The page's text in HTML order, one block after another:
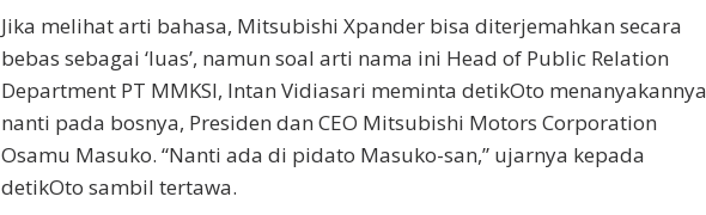
Jika melihat arti bahasa, Mitsubishi Xpander bisa diterjemahkan secara
bebas sebagai ‘luas’, namun soal arti nama ini Head of Public Relation
Department PT MMKSI, Intan Vidiasari meminta detikOto menanyakannya
nanti pada bosnya, Presiden dan CEO Mitsubishi Motors Corporation
Osamu Masuko. “Nanti ada di pidato Masuko-san,” ujarnya kepada
detikOto sambil tertawa.